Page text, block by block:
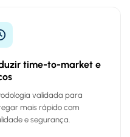
time-to-market e
validada para
mais rápido com
e segurança.